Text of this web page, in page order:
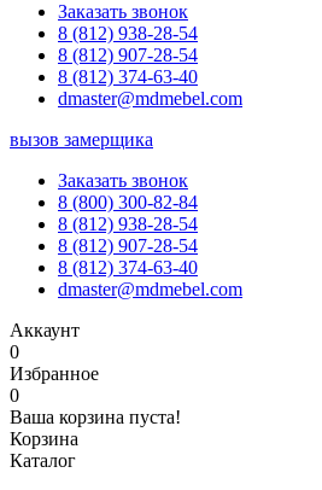
Заказать звонок
8 (812) 938-28-54
8 (812) 907-28-54
8 (812) 374-63-40
dmaster@mdmebel.com
вызов замерщика
Заказать звонок
8 (800) 300-82-84
8 (812) 938-28-54
8 (812) 907-28-54
8 (812) 374-63-40
dmaster@mdmebel.com
Аккаунт
0
Избранное
0
Ваша корзина пуста!
Корзина
Каталог